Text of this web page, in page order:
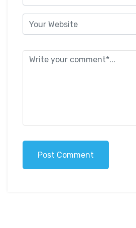
Post Comment